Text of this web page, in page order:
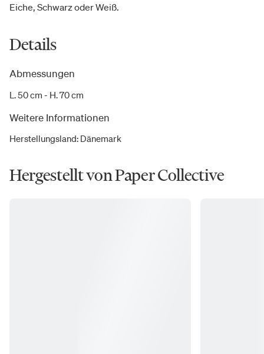
Eiche, Schwarz oder Weiß.
Details
Abmessungen
L. 50 cm - H. 70 cm
Weitere Informationen
Herstellungsland: Dänemark
Hergestellt von Paper Collective